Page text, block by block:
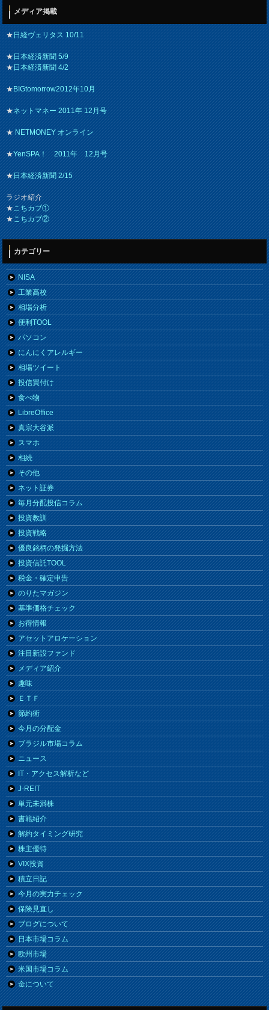
メディア掲載
★日経ヴェリタス 10/11
★日本経済新聞 5/9
★日本経済新聞 4/2
★BIGtomorrow2012年10月
★ネットマネー 2011年 12月号
★NETMONEY オンライン
★YenSPA！ 2011年 12月号
★日本経済新聞 2/15
ラジオ紹介
★こちカブ①
★こちカブ②
カテゴリー
NISA
工業高校
相場分析
便利TOOL
パソコン
にんにくアレルギー
相場ツイート
投信買付け
食べ物
LibreOffice
真宗大谷派
スマホ
相続
その他
ネット証券
毎月分配投信コラム
投資教訓
投資戦略
優良銘柄の発掘方法
投資信託TOOL
税金・確定申告
のりたマガジン
基準価格チェック
お得情報
アセットアロケーション
注目新設ファンド
メディア紹介
趣味
ＥＴＦ
節約術
今月の分配金
ブラジル市場コラム
ニュース
IT・アクセス解析など
J-REIT
単元未満株
書籍紹介
解約タイミング研究
株主優待
VIX投資
積立日記
今月の実力チェック
保険見直し
ブログについて
日本市場コラム
欧州市場
米国市場コラム
金について